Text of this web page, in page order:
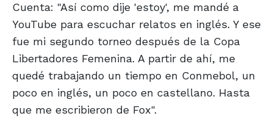
Cuenta: "Así como dije 'estoy', me mandé a
YouTube para escuchar relatos en inglés. Y ese
fue mi segundo torneo después de la Copa
Libertadores Femenina. A partir de ahí, me
quedé trabajando un tiempo en Conmebol, un
poco en inglés, un poco en castellano. Hasta
que me escribieron de Fox".